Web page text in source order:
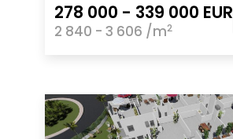
278 000 - 339 000 EUR
2 840 - 3 606 /m2